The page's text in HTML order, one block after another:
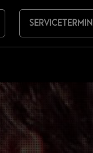
SERVICETERMIN